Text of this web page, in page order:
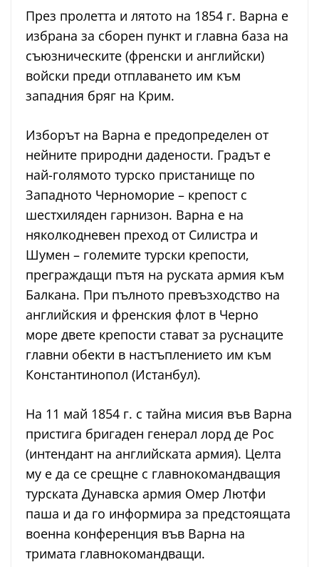
През пролетта и лятото на 1854 г. Варна е
избрана за сборен пункт и главна база на
съюзническите (френски и английски)
войски преди отплаването им към
западния бряг на Крим.
Изборът на Варна е предопределен от
нейните природни дадености. Градът е
най-голямото турско пристанище по
Западното Черноморие – крепост с
шестхиляден гарнизон. Варна е на
няколкодневен преход от Силистра и
Шумен – големите турски крепости,
преграждащи пътя на руската армия към
Балкана. При пълното превъзходство на
английския и френския флот в Черно
море двете крепости стават за руснаците
главни обекти в настъплението им към
Константинопол (Истанбул).
На 11 май 1854 г. с тайна мисия във Варна
пристига бригаден генерал лорд де Рос
(интендант на английската армия). Целта
му е да се срещне с главнокомандващия
турската Дунавска армия Омер Лютфи
паша и да го информира за предстоящата
военна конференция във Варна на
тримата главнокомандващи.